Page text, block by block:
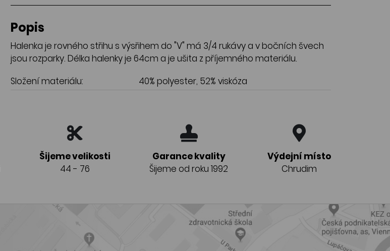
Popis
Halenka je rovného střihu s výsřihem do "V" má 3/4 rukávy a v bočních švech
jsou rozparky. Délka halenky je 64cm a je ušita z příjemného materiálu.
Složení materiálu:
40% polyester, 52% viskóza
Šijeme velikosti
44 - 76
Garance kvality
Šijeme od roku 1992
Výdejní místo
Chrudim